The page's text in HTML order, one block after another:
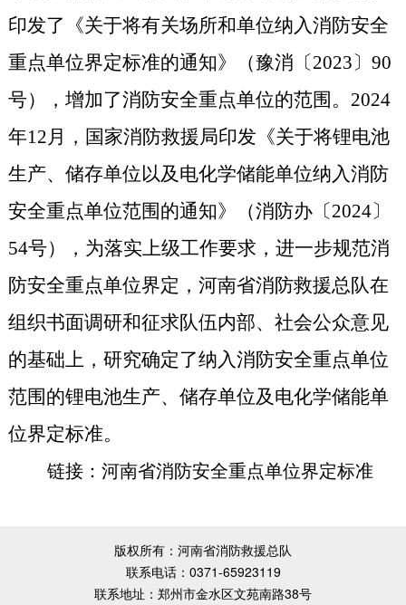
印发了《关于将有关场所和单位纳入消防安全
重点单位界定标准的通知》（豫消〔2023〕 90
号）
， 增加了消防安全重点单位的范围 。 2024
年12月 ， 国家消防救援局印发《关于将锂电池
生产、储存单位以及电化学储能单位纳入消防
安全重点单位范围的通知》（消防办〔2024〕
54号） ， 为落实上级工作要求 ， 进一步规范消
防安全重点单位界定 ， 河南省消防救援总队在
组织书面调研和征求队伍内部、社会公众意见
的基础上 ， 研究确定了纳入消防安全重点单位
范围的锂电池生产、储存单位及电化学储能单
位界定标准。
链接：河南省消防安全重点单位界定标准
版权所有：河南省消防救援总队
联系电话：0371-65923119
联系地址：郑州市金水区文苑南路38号